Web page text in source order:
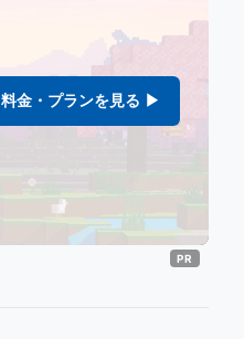
料金・プランを見る ▶